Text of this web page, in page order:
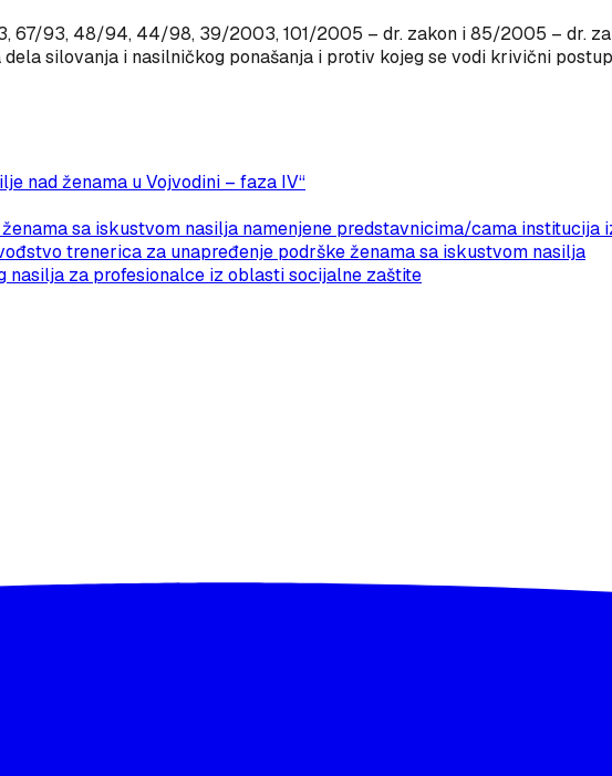
67/93, 48/94, 44/98, 39/2003, 101/2005 – dr. zakon i 85/2005 – dr.
silovanja i nasilničkog ponašanja i protiv kojeg se vodi krivični
nad ženama u Vojvodini – faza IV“
sa iskustvom nasilja namenjene predstavnicima/cama institucija
trenerica za unapređenje podrške ženama sa iskustvom nasilja
nasilja za profesionalce iz oblasti socijalne zaštite